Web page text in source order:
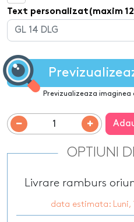
Text personalizat(maxim
Previzualizeaza
OPTIUNI
Livrare ramburs
data estimata: Luni,